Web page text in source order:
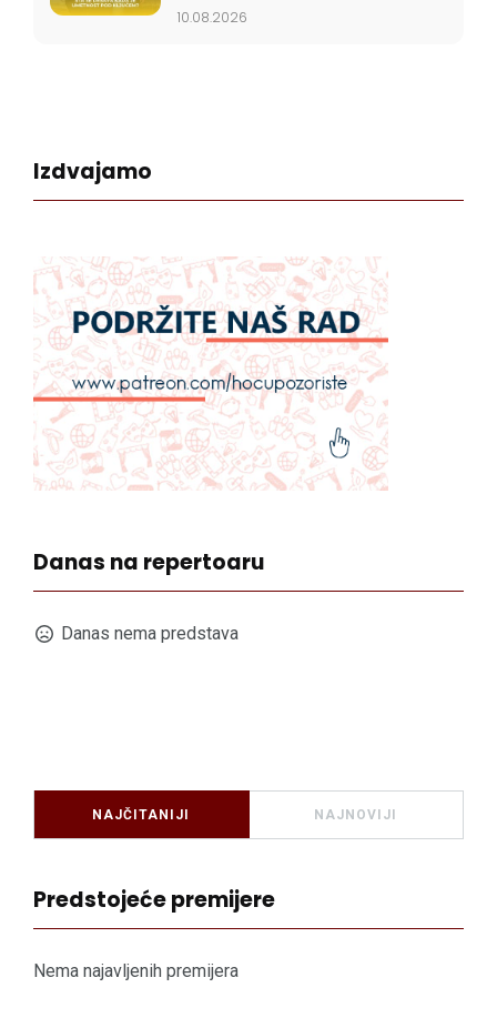
pod ključem?
10.08.2026
Izdvajamo
Danas na repertoaru
Danas nema predstava
NAJČITANIJI NAJNOVIJI
Predstojeće premijere
Nema najavljenih premijera